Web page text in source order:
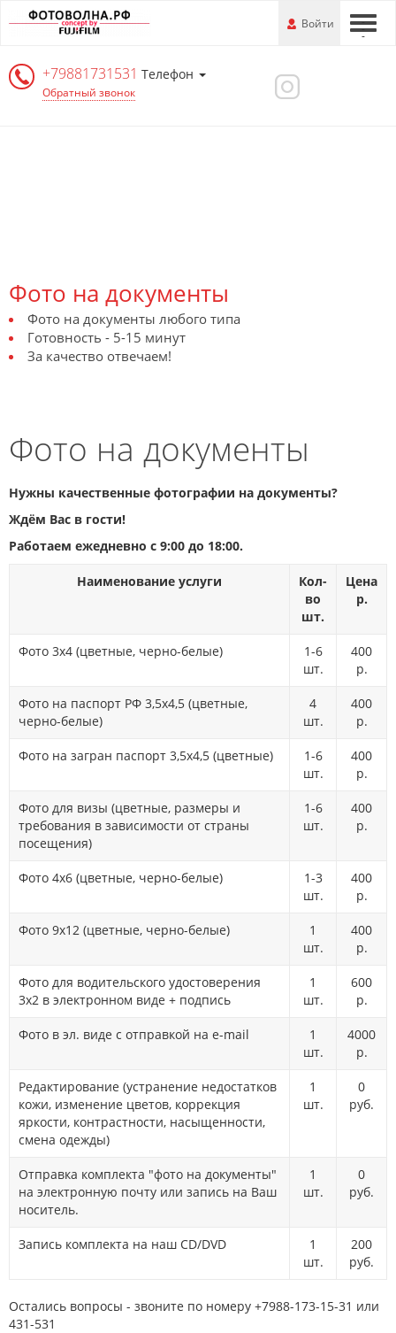
Перейти
информации
---
Войти
+79881731531Телефон
Обратный звонок
Фото на документы
Фото на документы любого типа
Готовность - 5-15 минут
За качество отвечаем!
Фото на документы
Нужны качественные фотографии на документы?
Ждём Вас в гости!
Работаем ежедневно с 9:00 до 18:00.
Наименование услуги
Кол-
во
шт.
Цена
р.
Фото 3х4 (цветные, черно-белые)
1-6
шт.
400
р.
Фото на паспорт РФ 3,5х4,5 (цветные,
черно-белые)
4
шт.
400
р.
Фото на загран паспорт 3,5х4,5 (цветные)
1-6
шт.
400
р.
Фото для визы (цветные, размеры и
требования в зависимости от страны
посещения)
1-6
шт.
400
р.
Фото 4х6 (цветные, черно-белые)
1-3
шт.
400
р.
Фото 9х12 (цветные, черно-белые)
1
шт.
400
р.
Фото для водительского удостоверения
3х2 в электронном виде + подпись
1
шт.
600
р.
Фото в эл. виде с отправкой на e-mail
1
шт.
4000
р.
Редактирование (устранение недостатков
кожи, изменение цветов, коррекция
яркости, контрастности, насыщенности,
смена одежды)
1
шт.
0
руб.
Отправка комплекта "фото на документы"
на электронную почту или запись на Ваш
носитель.
1
шт.
0
руб.
Запись комплекта на наш CD/DVD
1
шт.
200
руб.
Остались вопросы - звоните по номеру +7988-173-15-31 или
431-531